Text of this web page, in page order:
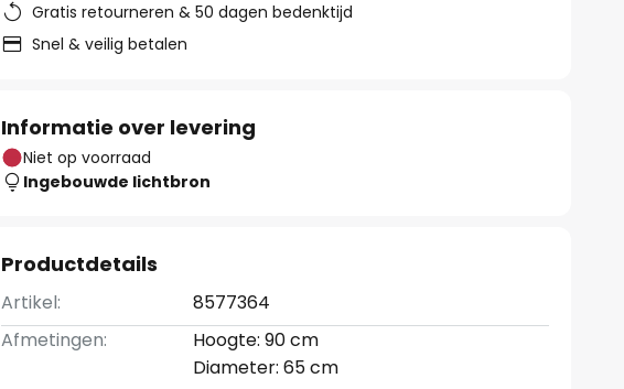
Gratis retourneren & 50 dagen bedenktijd
Snel & veilig betalen
Informatie over levering
Niet op voorraad
Ingebouwde lichtbron
Productdetails
Artikel:
8577364
Afmetingen:
Hoogte: 90 cm
Diameter: 65 cm